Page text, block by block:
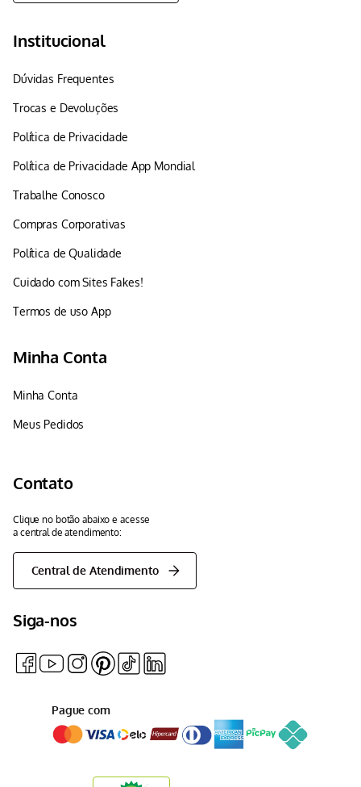
Institucional
Dúvidas Frequentes
Trocas e Devoluções
Política de Privacidade
Política de Privacidade App Mondial
Trabalhe Conosco
Compras Corporativas
Política de Qualidade
Cuidado com Sites Fakes!
Termos de uso App
Minha Conta
Minha Conta
Meus Pedidos
Contato
Clique no botão abaixo e acesse
a central de atendimento:
Central de Atendimento
Siga-nos
Pague com